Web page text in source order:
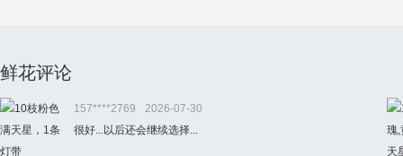
鲜花评论
157****2769
2026-07-30
很好...以后还会继续选择...